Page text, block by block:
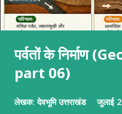
पर्वतों के निर्माण
part 06)
लेखक:देवभूमि उत्तराखंड जुलाई